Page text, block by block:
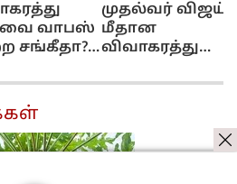
வாபஸ்
சங்கீதா?..
முதல்வர் விஜய்
மீதான
விவாகரத்து
பெற்ற சங்கீதா..